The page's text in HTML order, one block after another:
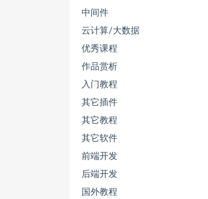
中间件
云计算/大数据
优秀课程
作品赏析
入门教程
其它插件
其它教程
其它软件
前端开发
后端开发
国外教程